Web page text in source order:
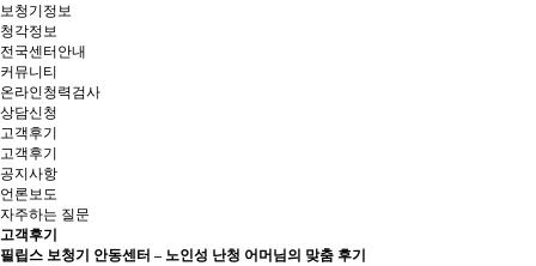
보청기정보
청각정보
전국센터안내
커뮤니티
온라인청력검사
상담신청
고객후기
고객후기
공지사항
언론보도
자주하는 질문
고객후기
필립스 보청기 안동센터 – 노인성 난청 어머님의 맞춤 후기